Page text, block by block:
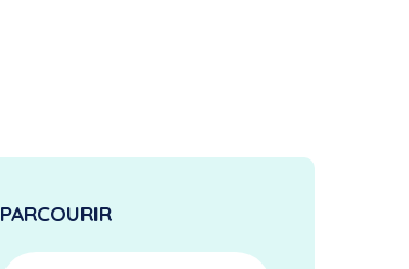
PARCOURIR